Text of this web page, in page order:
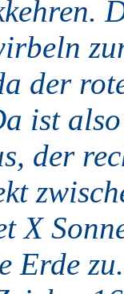
der
ist
der
X
Erde